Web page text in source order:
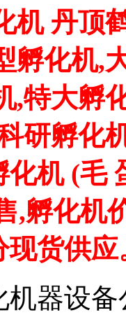
机 丹顶
孵化机,
,特大孵
研孵化
机 (毛
,孵化机
现货供应
器设